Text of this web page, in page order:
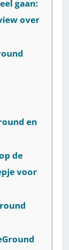
gaan:
over
en
de
voor